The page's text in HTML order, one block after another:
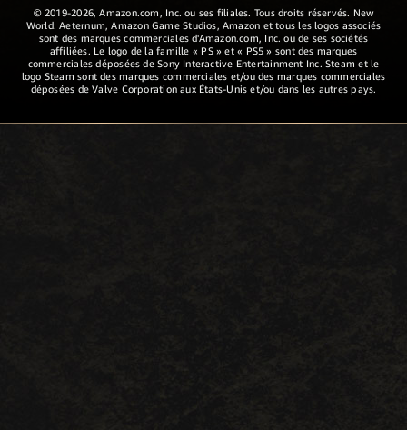
© 2019-2026, Amazon.com, Inc. ou ses filiales. Tous droits réservés. New
World: Aeternum, Amazon Game Studios, Amazon et tous les logos associés
sont des marques commerciales d'Amazon.com, Inc. ou de ses sociétés
affiliées. Le logo de la famille « PS » et « PS5 » sont des marques
commerciales déposées de Sony Interactive Entertainment Inc. Steam et le
logo Steam sont des marques commerciales et/ou des marques commerciales
déposées de Valve Corporation aux États-Unis et/ou dans les autres pays.